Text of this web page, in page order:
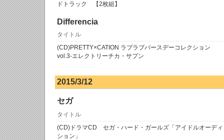
ドトラック 【2枚組】
Differencia
タイトル
(CD)PRETTY×CATION ラブラブバースデーコレクション
vol.3-エレクトリーチカ・サプン
2015/3/12
セガ
タイトル
(CD)ドラマCD セガ・ハード・ガールズ「アイドルオーディ
ション」